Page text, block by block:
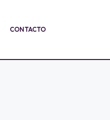
CONTACTO